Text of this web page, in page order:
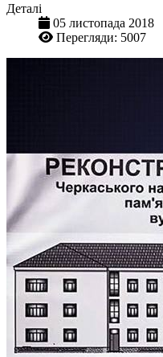
Деталі
05 листопада 2018
Перегляди: 5007